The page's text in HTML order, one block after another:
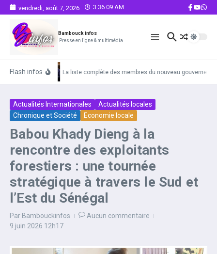
Aller au contenu
vendredi, août 7, 2026 3:36:10 AM
Bambouck infos
Presse en ligne & multimédia
Flash infos La liste complète des membres du nouveau
Actualités Internationales
Actualités locales
Chronique et Société
Economie locale
Babou Khady Dieng à la
rencontre des exploitants
forestiers : une tournée
stratégique à travers le Sud et
l’Est du Sénégal
Par Bambouckinfos
Aucun commentaire
9 juin 2026 12h17